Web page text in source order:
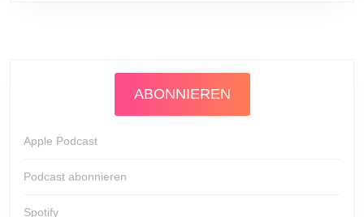
ABONNIEREN
Apple Podcast
Podcast abonnieren
Spotify